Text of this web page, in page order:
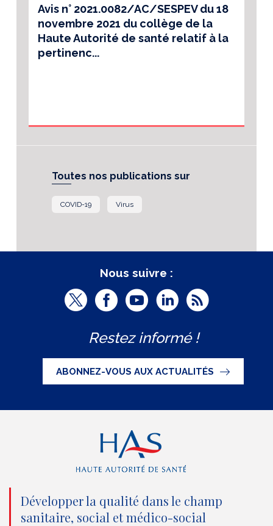
Avis n° 2021.0082/AC/SESPEV du 18
novembre 2021 du collège de la
Haute Autorité de santé relatif à la
pertinenc...
Toutes nos publications sur
COVID-19 Virus
Nous suivre :
T
i
t
t
e
n
o
F
c
e
b
o
o
k
(
n
Y
u
t
u
b
e
(
n
o
L
n
k
e
d
(
n
R
Restez informé !
ABONNEZ-VOUS AUX ACTUALITÉS
Développer la qualité dans le champ
sanitaire, social et médico-social